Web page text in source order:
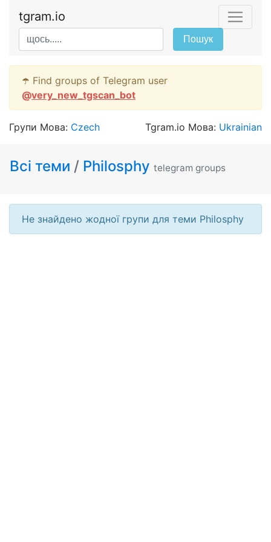
tgram.io
Пошук
☂️ Find groups of Telegram user
@very_new_tgscan_bot
Групи Мова: Czech Tgram.io Мова: Ukrainian
Всі теми / Philosphy telegram groups
Не знайдено жодної групи для теми Philosphy